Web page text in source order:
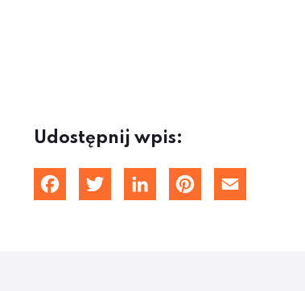
Udostępnij wpis:
FacebookTwitterLinkedInPinterestEmail